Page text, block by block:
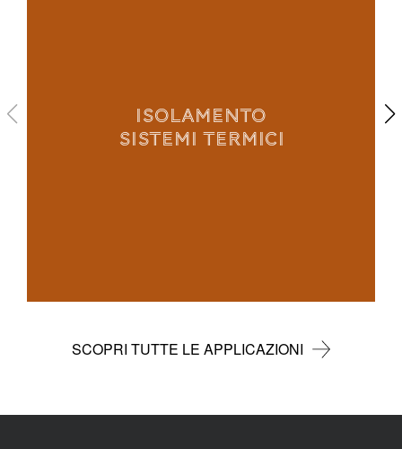
ISOLAMENTO
SISTEMI TERMICI
SCOPRI TUTTE LE APPLICAZIONI